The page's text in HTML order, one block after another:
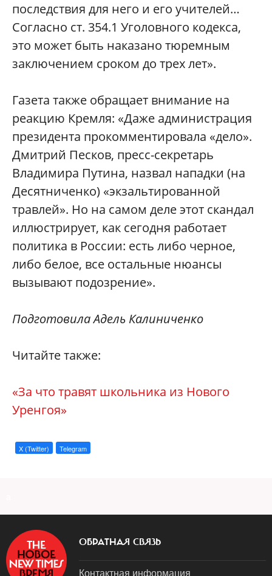
последствия для него и его учителей…
Согласно ст. 354.1 Уголовного кодекса,
это может быть наказано тюремным
заключением сроком до трех лет».
Газета также обращает внимание на
реакцию Кремля: «Даже администрация
президента прокомментировала «дело».
Дмитрий Песков, пресс-секретарь
Владимира Путина, назвал нападки (на
Десятниченко) «экзальтированной
травлей». Но на самом деле этот скандал
иллюстрирует, как сегодня работает
политика в России: есть либо черное,
либо белое, все остальные нюансы
вызывают подозрение».
Подготовила Адель Калиниченко
Читайте также:
«За что травят школьника из Нового
Уренгоя»
X (Twitter) Telegram
ОБРАТНАЯ СВЯЗЬ
Контактная информация